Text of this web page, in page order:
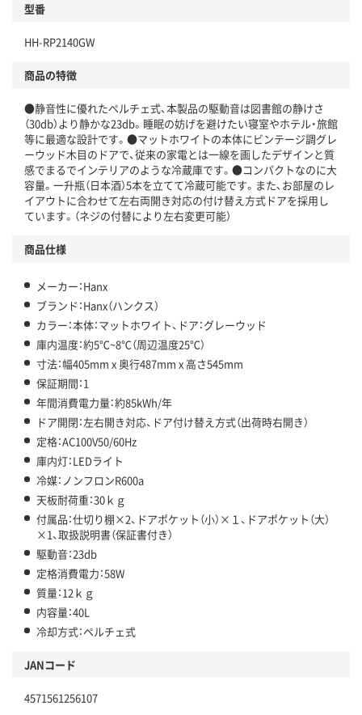
型番
HH-RP2140GW
商品の特徴
●静音性に優れたペルチェ式、本製品の駆動音は図書館の静けさ
（30db）より静かな23db。睡眠の妨げを避けたい寝室やホテル・旅館
等に最適な設計です。●マットホワイトの本体にビンテージ調グレ
ーウッド木目のドアで、従来の家電とは一線を画したデザインと質
感でまるでインテリアのような冷蔵庫です。●コンパクトなのに大
容量。一升瓶（日本酒）5本を立てて冷蔵可能です。また、お部屋のレ
イアウトに合わせて左右両開き対応の付け替え方式ドアを採用し
ています。（ネジの付替により左右変更可能）
商品仕様
メーカー：Hanx
ブランド：Hanx（ハンクス）
カラー：本体：マットホワイト、ドア：グレーウッド
庫内温度：約5℃~8℃（周辺温度25℃）
寸法：幅405mm x 奥行487mm x 高さ545mm
保証期間：1
年間消費電力量：約85kWh/年
ドア開閉：左右開き対応、ドア付け替え方式（出荷時右開き）
定格：AC100V50/60Hz
庫内灯：LEDライト
冷媒：ノンフロンR600a
天板耐荷重：30ｋｇ
付属品：仕切り棚×2、ドアポケット（小）×１、ドアポケット（大）
×1、取扱説明書（保証書付き）
駆動音：23db
定格消費電力：58W
質量：12ｋｇ
内容量：40L
冷却方式：ペルチェ式
JANコード
4571561256107